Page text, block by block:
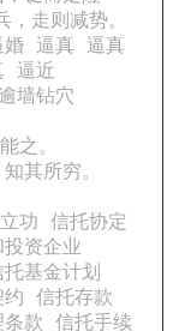
，走则减势。
婚 逼真
逼真
逼近
墙钻穴
之。
其所穷。
功
信托协定
资企业
托基金计划
约
信托存款
条款 信托手续